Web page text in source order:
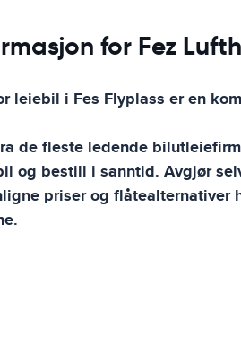
for Fez
leiebil i Fes Flyplass er en
de fleste ledende
og bestill i sanntid. Avgjør
priser og flåtealternativer